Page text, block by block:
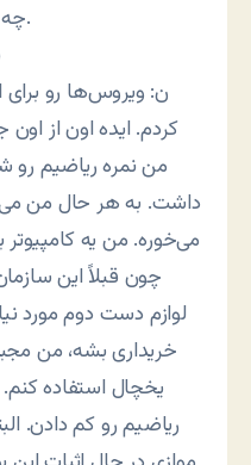
چه جوری می‌خواد این کار رو بکنه.
کردم. ایده اون از
داشت. به هر حال من
می‌خوره. من یه
چون قبلاً این
لوازم دست دوم مورد
خریداری بشه، من
یخچال استفاده
ریاضیم رو کم دادن.